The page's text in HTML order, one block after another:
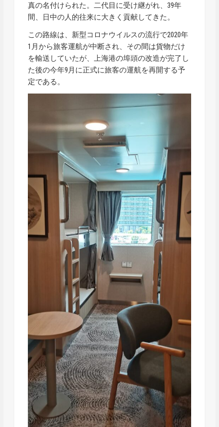
真の名付けられた。二代目に受け継がれ、39年
間、日中の人的往来に大きく貢献してきた。
この路線は、新型コロナウイルスの流行で2020年
1月から旅客運航が中断され、その間は貨物だけ
を輸送していたが、上海港の埠頭の改造が完了し
た後の今年9月に正式に旅客の運航を再開する予
定である。